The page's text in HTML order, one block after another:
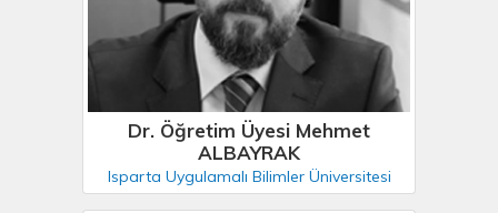
Dr. Öğretim Üyesi Mehmet
ALBAYRAK
Isparta Uygulamalı Bilimler Üniversitesi